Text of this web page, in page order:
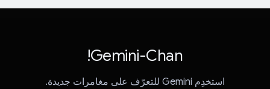
Gemini-Chan!
استخدِم Gemini للتعرّف على مغامرات جديدة.